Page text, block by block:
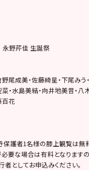
野芹佳 生誕祭
尾成美・佐藤綺星・下尾みう
・水島美結・向井地美音・八
百花
護者1名様の膝上観覧は無
要な場合は有料となりますの
としてお申込みください。